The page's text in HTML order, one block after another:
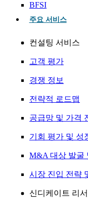
BFSI
주요 서비스
컨설팅 서비스
고객 평가
경쟁 정보
전략적 로드맵
공급망 및 가격
기회 평가 및 성
M&A 대상 발굴
시장 진입 전략
신디케이트 리서